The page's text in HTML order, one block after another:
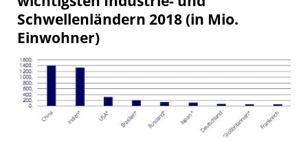
Schwellenländern 2018 (in Mio.
Einwohner)